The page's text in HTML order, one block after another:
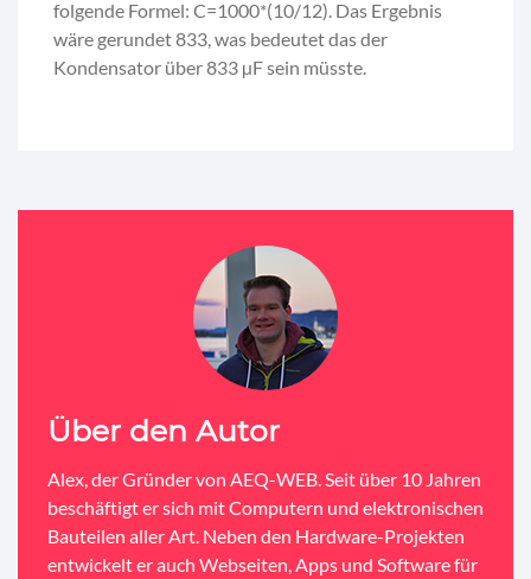
folgende Formel: C=1000*(10/12). Das Ergebnis
wäre gerundet 833, was bedeutet das der
Kondensator über 833 µF sein müsste.
Über den Autor
Alex, der Gründer von AEQ-WEB. Seit über 10 Jahren
beschäftigt er sich mit Computern und elektronischen
Bauteilen aller Art. Neben den Hardware-Projekten
entwickelt er auch Webseiten, Apps und Software für